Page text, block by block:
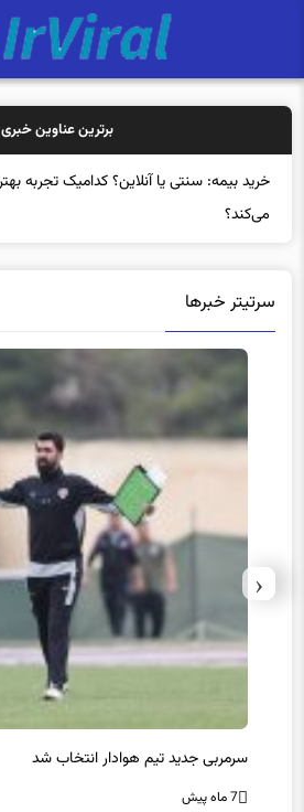
برترین عناوین خبری
خرید
سرمربی جدید تیم هوادار انتخاب شد
7 ماه پیش